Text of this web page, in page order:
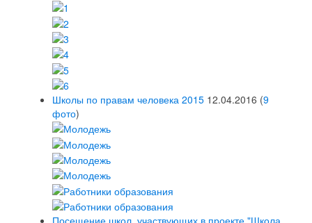
Школы по правам человека 2015 12.04.2016 (9
фото)
Посещение школ, участвующих в проекте "Школа